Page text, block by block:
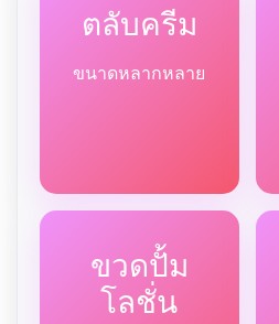
ตลับครีม
ขนาดหลากหลาย
ขวดปั้ม
โลชั่น